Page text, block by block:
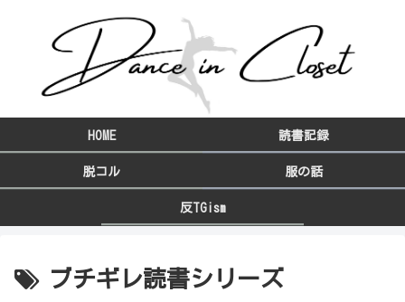
HOME 読書記録
脱コル 服の話
反TGism
ブチギレ読書シリーズ